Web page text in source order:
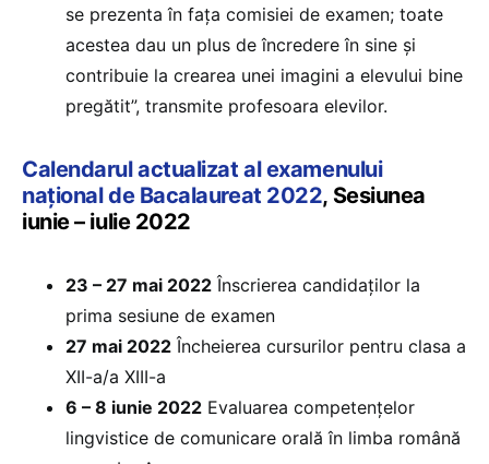
se prezenta în fața comisiei de examen; toate
acestea dau un plus de încredere în sine și
contribuie la crearea unei imagini a elevului bine
pregătit”, transmite profesoara elevilor.
Calendarul actualizat al examenului
național de Bacalaureat 2022, Sesiunea
iunie – iulie 2022
23 – 27 mai 2022 Înscrierea candidaților la
prima sesiune de examen
27 mai 2022 Încheierea cursurilor pentru clasa a
XII-a/a XIII-a
6 – 8 iunie 2022 Evaluarea competențelor
lingvistice de comunicare orală în limba română